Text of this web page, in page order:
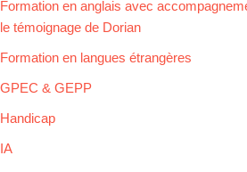
Formation en anglais avec
le témoignage de Dorian
Formation en langues étrangères
GPEC & GEPP
Handicap
IA